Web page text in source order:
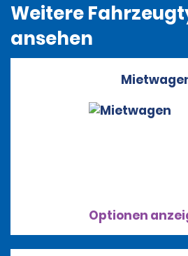
Weitere
ansehen
Optionen